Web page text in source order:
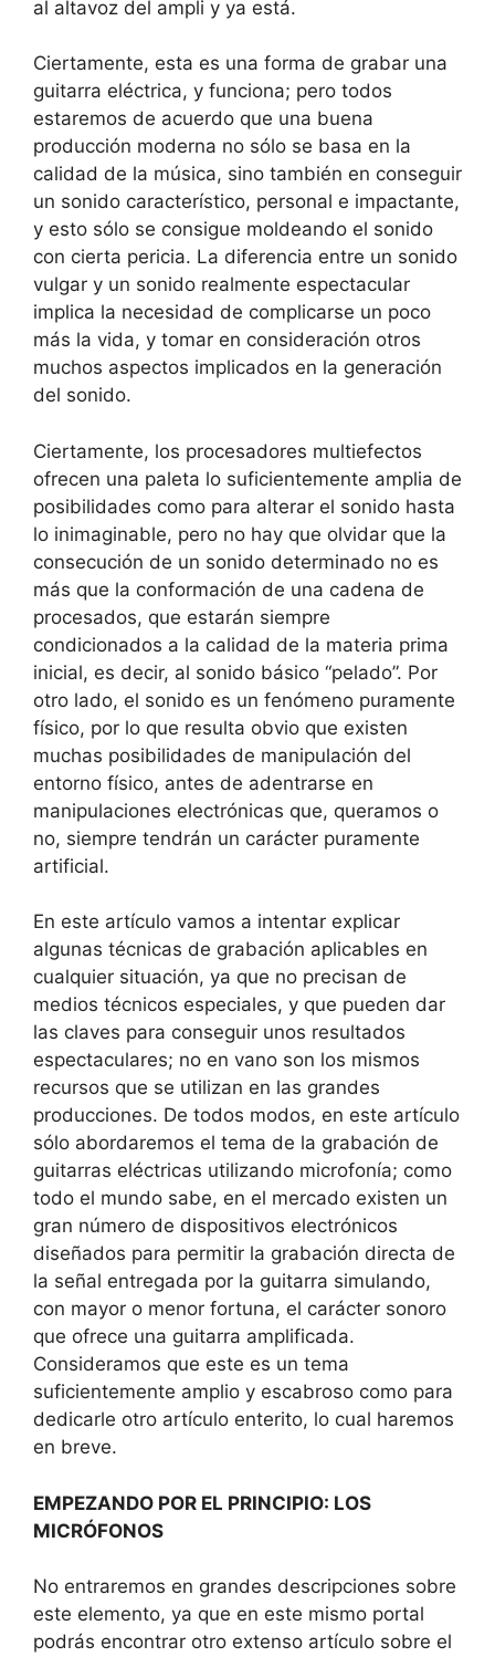
al altavoz del ampli y ya está.
Ciertamente, esta es una forma de grabar una
guitarra eléctrica, y funciona; pero todos
estaremos de acuerdo que una buena
producción moderna no sólo se basa en la
calidad de la música, sino también en conseguir
un sonido característico, personal e impactante,
y esto sólo se consigue moldeando el sonido
con cierta pericia. La diferencia entre un sonido
vulgar y un sonido realmente espectacular
implica la necesidad de complicarse un poco
más la vida, y tomar en consideración otros
muchos aspectos implicados en la generación
del sonido.
Ciertamente, los procesadores multiefectos
ofrecen una paleta lo suficientemente amplia de
posibilidades como para alterar el sonido hasta
lo inimaginable, pero no hay que olvidar que la
consecución de un sonido determinado no es
más que la conformación de una cadena de
procesados, que estarán siempre
condicionados a la calidad de la materia prima
inicial, es decir, al sonido básico “pelado”. Por
otro lado, el sonido es un fenómeno puramente
físico, por lo que resulta obvio que existen
muchas posibilidades de manipulación del
entorno físico, antes de adentrarse en
manipulaciones electrónicas que, queramos o
no, siempre tendrán un carácter puramente
artificial.
En este artículo vamos a intentar explicar
algunas técnicas de grabación aplicables en
cualquier situación, ya que no precisan de
medios técnicos especiales, y que pueden dar
las claves para conseguir unos resultados
espectaculares; no en vano son los mismos
recursos que se utilizan en las grandes
producciones. De todos modos, en este artículo
sólo abordaremos el tema de la grabación de
guitarras eléctricas utilizando microfonía; como
todo el mundo sabe, en el mercado existen un
gran número de dispositivos electrónicos
diseñados para permitir la grabación directa de
la señal entregada por la guitarra simulando,
con mayor o menor fortuna, el carácter sonoro
que ofrece una guitarra amplificada.
Consideramos que este es un tema
suficientemente amplio y escabroso como para
dedicarle otro artículo enterito, lo cual haremos
en breve.
EMPEZANDO POR EL PRINCIPIO: LOS
MICRÓFONOS
No entraremos en grandes descripciones sobre
este elemento, ya que en este mismo portal
podrás encontrar otro extenso artículo sobre el